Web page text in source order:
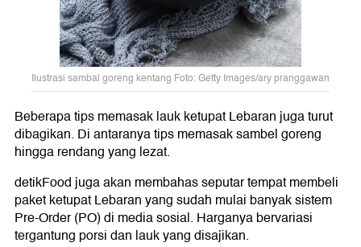
Ilustrasi sambal goreng kentang Foto: Getty Images/ary pranggawan
Beberapa tips memasak lauk ketupat Lebaran juga turut
dibagikan. Di antaranya tips memasak sambel goreng
hingga rendang yang lezat.
detikFood juga akan membahas seputar tempat membeli
paket ketupat Lebaran yang sudah mulai banyak sistem
Pre-Order (PO) di media sosial. Harganya bervariasi
tergantung porsi dan lauk yang disajikan.